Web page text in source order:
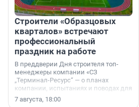
Строители «Образцовых
кварталов» встречают
профессиональный
праздник на работе
В преддверии Дня строителя топ-
менеджеры компании «СЗ
„Терминал-Ресурс“ — о планах
компании, испытаниях и поводах для
осторожного оптимизма.
7 августа, 18:00